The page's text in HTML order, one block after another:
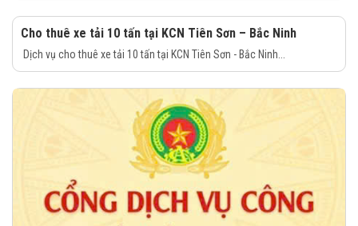
Cho thuê xe tải 10 tấn tại KCN Tiên Sơn – Bắc Ninh
Dịch vụ cho thuê xe tải 10 tấn tại KCN Tiên Sơn - Bắc Ninh...